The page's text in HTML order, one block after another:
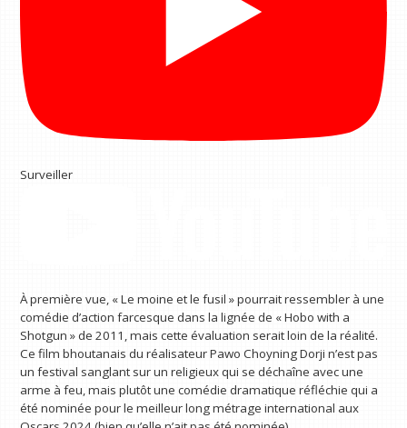
Surveiller
À première vue, « Le moine et le fusil » pourrait ressembler à une
comédie d’action farcesque dans la lignée de « Hobo with a
Shotgun » de 2011, mais cette évaluation serait loin de la réalité.
Ce film bhoutanais du réalisateur Pawo Choyning Dorji n’est pas
un festival sanglant sur un religieux qui se déchaîne avec une
arme à feu, mais plutôt une comédie dramatique réfléchie qui a
été nominée pour le meilleur long métrage international aux